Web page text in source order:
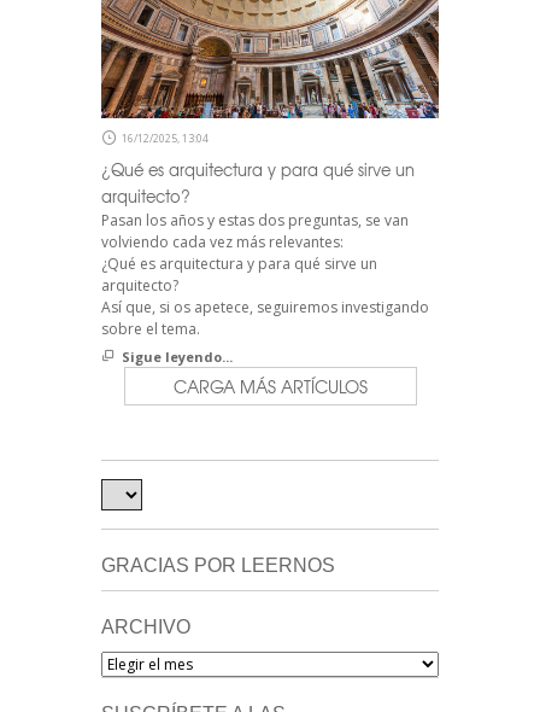
16/12/2025, 13:04
¿Qué es arquitectura y para qué sirve un
arquitecto?
Pasan los años y estas dos preguntas, se van
volviendo cada vez más relevantes:
¿Qué es arquitectura y para qué sirve un
arquitecto?
Así que, si os apetece, seguiremos investigando
sobre el tema.
Sigue leyendo...
CARGA MÁS ARTÍCULOS
GRACIAS POR LEERNOS
ARCHIVO
Archivo